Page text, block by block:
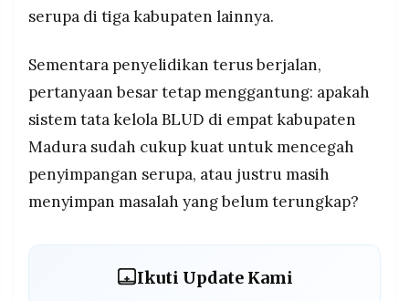
serupa di tiga kabupaten lainnya.
Sementara penyelidikan terus berjalan,
pertanyaan besar tetap menggantung: apakah
sistem tata kelola BLUD di empat kabupaten
Madura sudah cukup kuat untuk mencegah
penyimpangan serupa, atau justru masih
menyimpan masalah yang belum terungkap?
Ikuti Update Kami